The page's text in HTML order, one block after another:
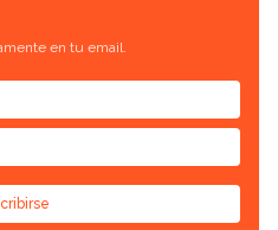
en tu email.